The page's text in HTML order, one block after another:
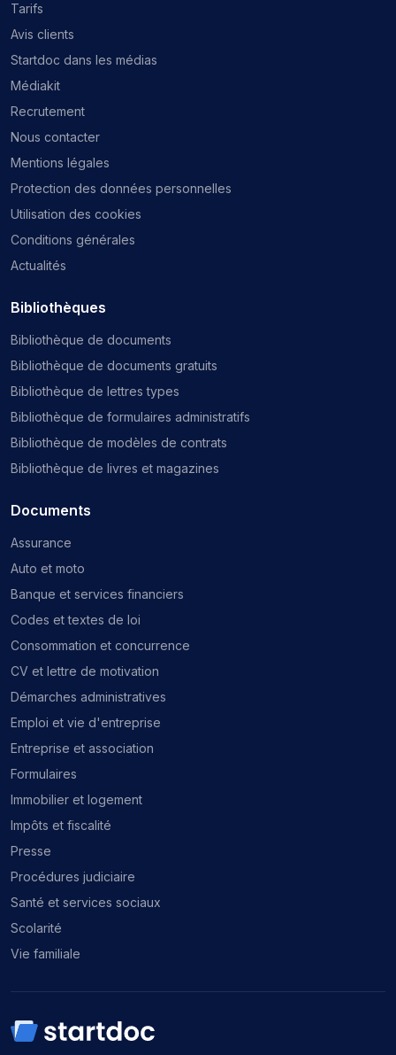
Tarifs
Avis clients
Startdoc dans les médias
Médiakit
Recrutement
Nous contacter
Mentions légales
Protection des données personnelles
Utilisation des cookies
Conditions générales
Actualités
Documents
Assurance
Auto et moto
Banque et services financiers
Codes et textes de loi
Consommation et concurrence
CV et lettre de motivation
Démarches administratives
Emploi et vie d'entreprise
Entreprise et association
Formulaires
Immobilier et logement
Impôts et fiscalité
Presse
Procédures judiciaire
Santé et services sociaux
Scolarité
Vie familiale
Bibliothèques
Bibliothèque de documents
Bibliothèque de documents gratuits
Bibliothèque de lettres types
Bibliothèque de formulaires administratifs
Bibliothèque de modèles de contrats
Bibliothèque de livres et magazines